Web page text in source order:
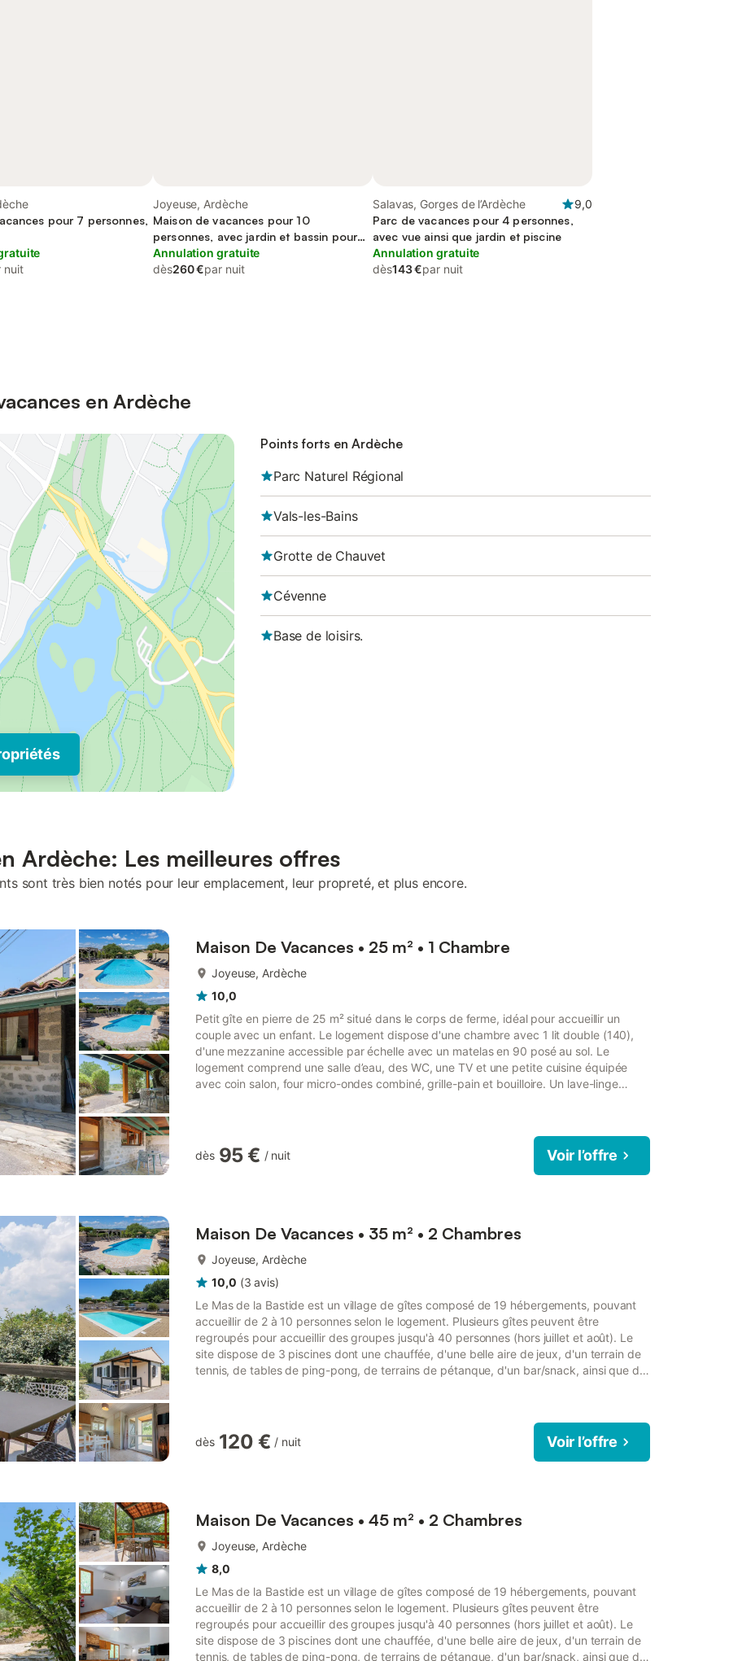
pour 7 personnes,
nuit
Joyeuse, Ardèche
Maison de vacances pour 10
personnes, avec jardin et bassin pour
enfant, animaux acceptés
Annulation gratuite
dès260 €par nuit
Salavas, Gorges de l’Ardèche
9,0
Parc de vacances pour 4 personnes,
avec vue ainsi que jardin et piscine
Annulation gratuite
dès143 €par nuit
en Ardèche
Points forts en Ardèche
Parc Naturel Régional
Vals-les-Bains
Grotte de Chauvet
Cévenne
Base de loisirs.
Ardèche: Les meilleures offres
sont très bien notés pour leur emplacement, leur propreté, et plus encore.
Maison De Vacances • 25 m² • 1 Chambre
Joyeuse, Ardèche
10,0
Petit gîte en pierre de 25 m² situé dans le corps de ferme, idéal pour accueillir un
couple avec un enfant. Le logement dispose d'une chambre avec 1 lit double (140),
d'une mezzanine accessible par échelle avec un matelas en 90 posé au sol. Le
logement comprend une salle d’eau, des WC, une TV et une petite cuisine équipée
avec coin salon, four micro-ondes combiné, grille-pain et bouilloire. Un lave-linge
dès 95 € / nuit Voir l’offre
Maison De Vacances • 35 m² • 2 Chambres
Joyeuse, Ardèche
10,0 (3 avis)
Le Mas de la Bastide est un village de gîtes composé de 19 hébergements, pouvant
accueillir de 2 à 10 personnes selon le logement. Plusieurs gîtes peuvent être
regroupés pour accueillir des groupes jusqu'à 40 personnes (hors juillet et août). Le
site dispose de 3 piscines dont une chauffée, d'une belle aire de jeux, d'un terrain de
tennis, de tables de ping-pong, de terrains de pétanque, d'un bar/snack, ainsi que de
dès 120 € / nuit Voir l’offre
Maison De Vacances • 45 m² • 2 Chambres
Joyeuse, Ardèche
8,0
Le Mas de la Bastide est un village de gîtes composé de 19 hébergements, pouvant
accueillir de 2 à 10 personnes selon le logement. Plusieurs gîtes peuvent être
regroupés pour accueillir des groupes jusqu'à 40 personnes (hors juillet et août). Le
site dispose de 3 piscines dont une chauffée, d'une belle aire de jeux, d'un terrain de
tennis, de tables de ping-pong, de terrains de pétanque, d'un bar/snack, ainsi que de